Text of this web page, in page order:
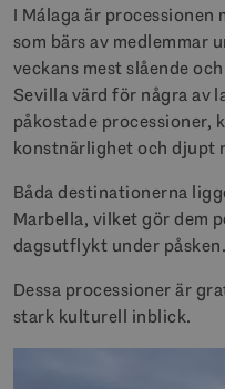
I Málaga är processionen
som bärs av medlemmar
veckans mest slående
Sevilla värd för några av
påkostade processioner,
konstnärlighet och djupt
Båda destinationerna
Marbella, vilket gör dem
dagsutflykt under påsken.
Dessa processioner är
stark kulturell inblick.